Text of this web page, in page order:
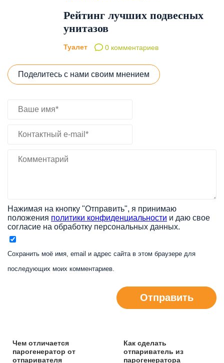
Рейтинг лучших подвесных
унитазов
Туалет 0 комментариев
Поделитесь с нами своим мнением
Нажимая на кнопку "Отправить", я принимаю
положения политики конфиденциальности и даю свое
согласие на обработку персональных данных.
Сохранить моё имя, email и адрес сайта в этом браузере для
последующих моих комментариев.
Отправить
Чем отличается
парогенератор от
отпаривателя
Как сделать
отпариватель из
парогенератора